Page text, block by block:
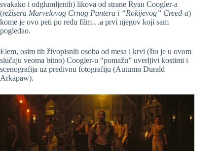
svakako i odglumljenih) likova od strane Ryan Coogler-a
(režisera Marvelovog Crnog Pantera i “Rokijevog” Creed-a)
kome je ovo peti po redu film…a prvi njegov koji sam
pogledao.
Elem, osim tih živopisnih osoba od mesa i krvi (što je u ovom
slučaju veoma bitno) Coogler-u “pomažu” uverljivi kostimi i
scenografija uz predivnu fotografiju (Autumn Durald
Arkapaw).